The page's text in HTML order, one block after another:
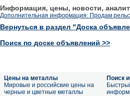
Информация, цены, новости,
Дополнительная информация: Продам
Вернуться в раздел "Доска
Поиск по доске объявлений >>
Цены на металлы
Мировые и российские цены на
черные и цветные металлы
Поиск